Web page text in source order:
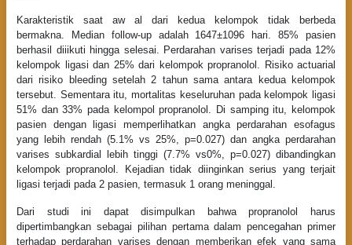
Karakteristik saat aw al dari kedua kelompok tidak berbeda
bermakna. Median follow-up adalah 1647±1096 hari. 85% pasien
berhasil diiikuti hingga selesai. Perdarahan varises terjadi pada 12%
kelompok ligasi dan 25% dari kelompok propranolol. Risiko actuarial
dari risiko bleeding setelah 2 tahun sama antara kedua kelompok
tersebut. Sementara itu, mortalitas keseluruhan pada kelompok ligasi
51% dan 33% pada kelompol propranolol. Di samping itu, kelompok
pasien dengan ligasi memperlihatkan angka perdarahan esofagus
yang lebih rendah (5.1% vs 25%, p=0.027) dan angka perdarahan
varises subkardial lebih tinggi (7.7% vs0%, p=0.027) dibandingkan
kelompok propranolol. Kejadian tidak diinginkan serius yang terjait
ligasi terjadi pada 2 pasien, termasuk 1 orang meninggal.
Dari studi ini dapat disimpulkan bahwa propranolol harus
dipertimbangkan sebagai pilihan pertama dalam pencegahan primer
terhadap perdarahan varises dengan memberikan efek yang sama